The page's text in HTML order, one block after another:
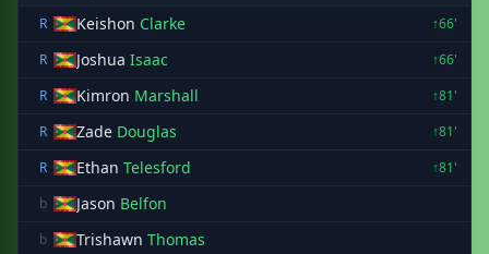
R
Keishon Clarke
↑66'
R
Joshua Isaac
↑66'
R
Kimron Marshall
↑81'
R
Zade Douglas
↑81'
R
Ethan Telesford
↑81'
b
Jason Belfon
b Trishawn Thomas